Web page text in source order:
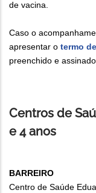
de vacina.
Caso o
apresentar o termo
preenchido e
Centros de
e 4 anos
BARREIRO
Centro de Saúde